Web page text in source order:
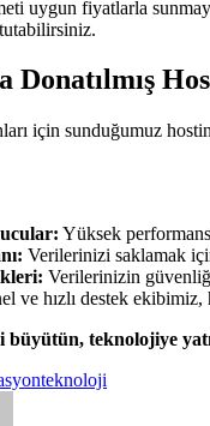
uygun fiyatlarla
Donatılmış
için sunduğumuz
Yüksek
Verilerinizi saklamak
Verilerinizin
ve hızlı destek ekibimiz,
teknolojiye
teknoloji